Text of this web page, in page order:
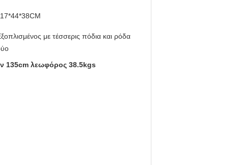
με τέσσερις πόδια και ρόδα
135cm λεωφόρος 38.5kgs